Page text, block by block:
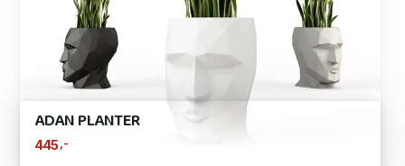
ADAN PLANTER
445,-